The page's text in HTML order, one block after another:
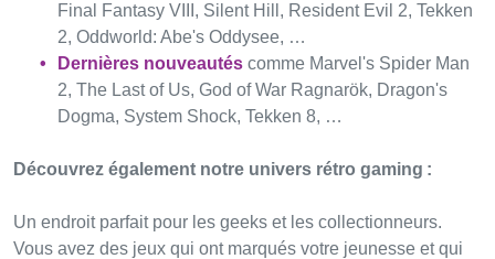
Final Fantasy VIII, Silent Hill, Resident Evil 2, Tekken
2, Oddworld: Abe's Oddysee, …
Dernières nouveautés comme Marvel's Spider Man
2, The Last of Us, God of War Ragnarök, Dragon's
Dogma, System Shock, Tekken 8, …
Découvrez également notre univers rétro gaming :
Un endroit parfait pour les geeks et les collectionneurs.
Vous avez des jeux qui ont marqués votre jeunesse et qui